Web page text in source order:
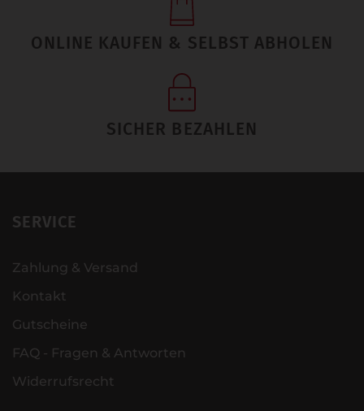
ONLINE KAUFEN & SELBST ABHOLEN
SICHER BEZAHLEN
SERVICE
Zahlung & Versand
Kontakt
Gutscheine
FAQ - Fragen & Antworten
Widerrufsrecht